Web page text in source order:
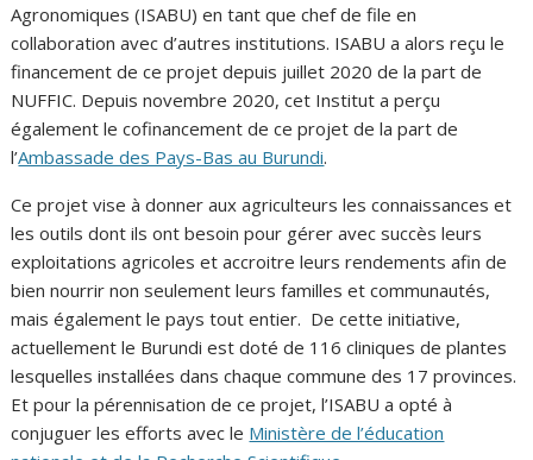
Agronomiques (ISABU) en tant que chef de file en
collaboration avec d’autres institutions. ISABU a alors reçu le
financement de ce projet depuis juillet 2020 de la part de
NUFFIC. Depuis novembre 2020, cet Institut a perçu
également le cofinancement de ce projet de la part de
l’Ambassade des Pays-Bas au Burundi.
Ce projet vise à donner aux agriculteurs les connaissances et
les outils dont ils ont besoin pour gérer avec succès leurs
exploitations agricoles et accroitre leurs rendements afin de
bien nourrir non seulement leurs familles et communautés,
mais également le pays tout entier. De cette initiative,
actuellement le Burundi est doté de 116 cliniques de plantes
lesquelles installées dans chaque commune des 17 provinces.
Et pour la pérennisation de ce projet, l’ISABU a opté à
conjuguer les efforts avec le Ministère de l’éducation